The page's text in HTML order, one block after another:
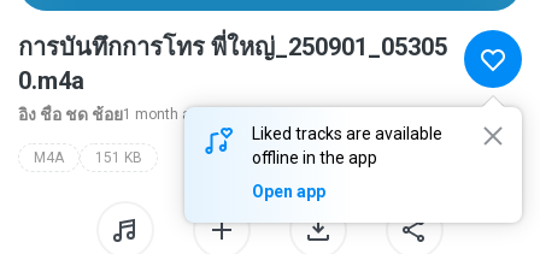
Liked tracks are available
offline in the app
Open app
การ​บันทึก​การ​โทร พี่ใหญ่_250901_05305
0.m4a
อิง ชื่อ ชด ช้อย1 month ago
M4A 151 KB